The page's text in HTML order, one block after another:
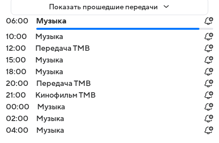
Показать прошедшие передачи
06:00
Музыка
10:00
Музыка
12:00
Передача ТМВ
15:00
Музыка
18:00
Музыка
20:00
Передача ТМВ
21:00
Кинофильм ТМВ
00:00
Музыка
02:00
Музыка
04:00
Музыка